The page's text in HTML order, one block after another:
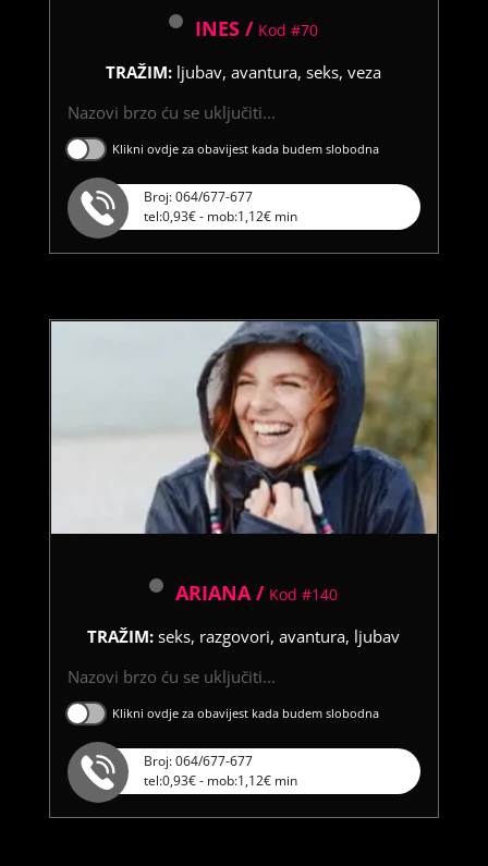
INES / Kod #70
TRAŽIM: ljubav, avantura, seks, veza
Nazovi brzo ću se uključiti...
Klikni ovdje za obavijest kada budem slobodna
Broj: 064/677-677
tel:0,93€ - mob:1,12€ min
ARIANA / Kod #140
TRAŽIM:seks, razgovori, avantura, ljubav
Nazovi brzo ću se uključiti...
Klikni ovdje za obavijest kada budem slobodna
Broj: 064/677-677
tel:0,93€ - mob:1,12€ min